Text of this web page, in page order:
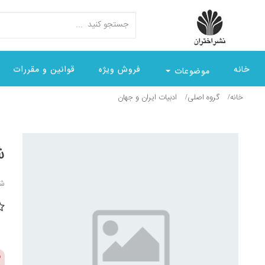
خانه موضوعات فروش ویژه قوانین و مقررات
خانه گروه اصلی ادبيات ايران و جهان